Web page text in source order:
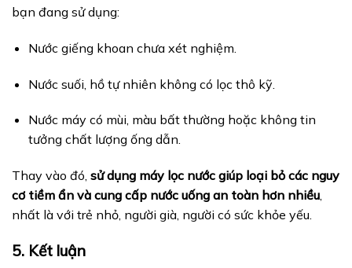
bạn đang sử dụng:
Nước giếng khoan chưa xét nghiệm.
Nước suối, hồ tự nhiên không có lọc thô kỹ.
Nước máy có mùi, màu bất thường hoặc không tin
tưởng chất lượng ống dẫn.
Thay vào đó, sử dụng máy lọc nước giúp loại bỏ các nguy
cơ tiềm ẩn và cung cấp nước uống an toàn hơn nhiều,
nhất là với trẻ nhỏ, người già, người có sức khỏe yếu.
5. Kết luận